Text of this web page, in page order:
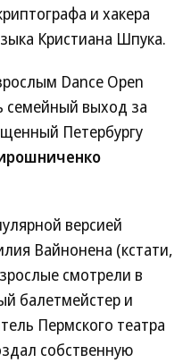
и хакера
Кристиана Шпука.
Dance Open
семейный выход за
Петербургу
версией
Вайнонена (кстати,
смотрели в
балетмейстер и
Пермского театра
собственную